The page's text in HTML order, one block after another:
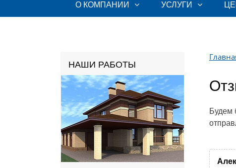
О КОМПАНИИ УСЛУГИ
НАШИ РАБОТЫ
Будем